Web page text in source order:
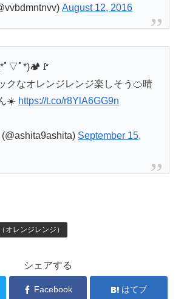
August 12, 2016
ﾟ▽ﾟ*)🏕🚩
クなオレンジレンジ楽しそう🍊晴
☀️ https://t.co/r8YlA6GG9n
September 15,
レンジレンジ）
シェアする
Facebook はてブ